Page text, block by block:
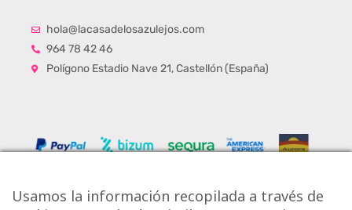
hola@lacasadelosazulejos.com
964 78 42 46
Polígono Estadio Nave 21, Castellón (España)
Usamos la información recopilada a través de